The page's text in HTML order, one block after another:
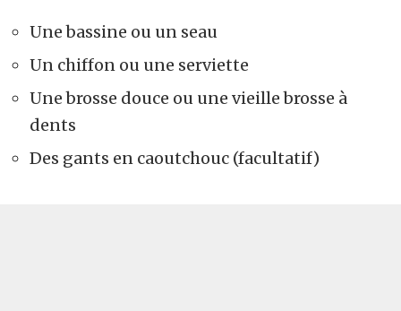
Une bassine ou un seau
Un chiffon ou une serviette
Une brosse douce ou une vieille brosse à
dents
Des gants en caoutchouc (facultatif)